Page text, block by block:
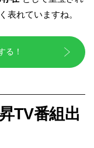
表れていますね。
る！
TV番組出